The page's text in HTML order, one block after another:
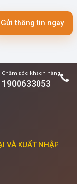
Gửi thông tin ngay
Chăm sóc khách hàng
1900633053
VÀ XUẤT NHẬP